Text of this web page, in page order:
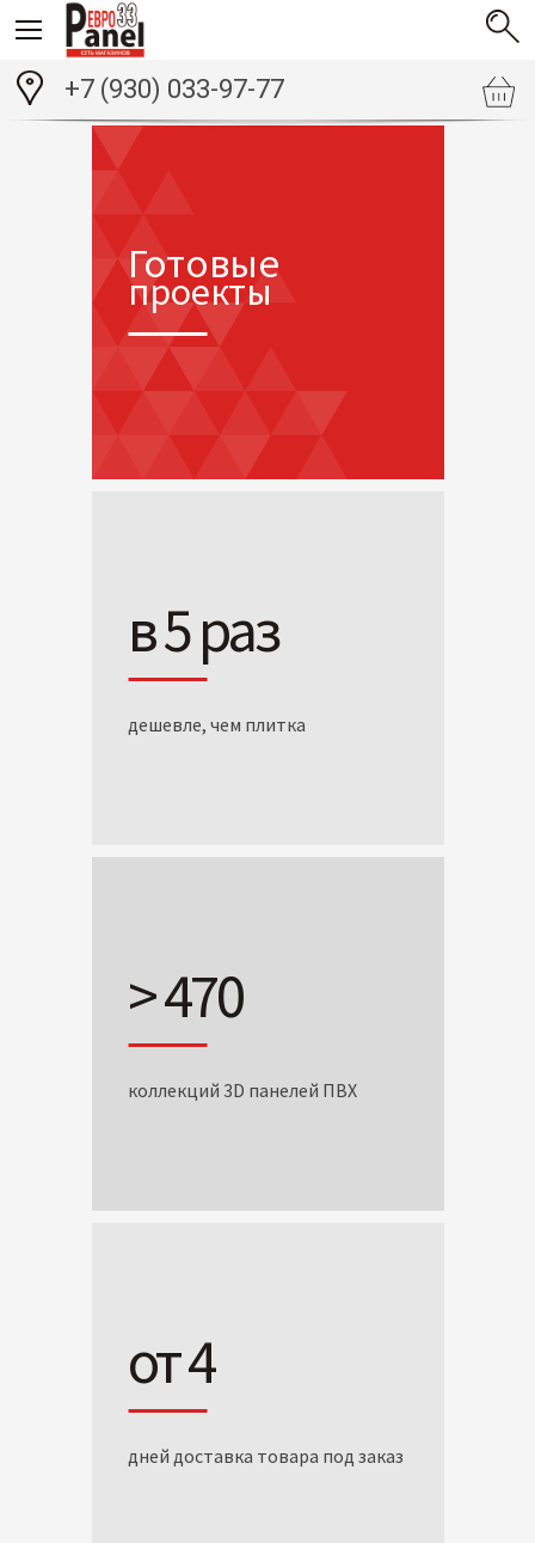
+7 (930) 033-97-77
Готовые
проекты
в 5 раз
дешевле, чем плитка
> 470
коллекций 3D панелей ПВХ
от 4
дней доставка товара под заказ